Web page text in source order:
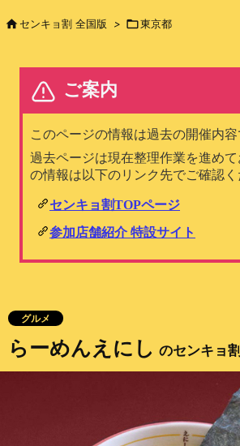
センキョ割 全国版 > 東京都
グルメ
らーめんえにし のセンキョ割